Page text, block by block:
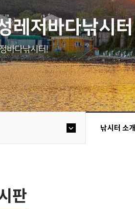
레저바다낚시터
바다낚시터!
낚시터 소개
판